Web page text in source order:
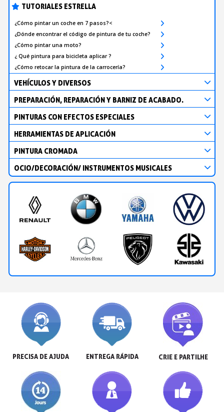
TUTORIALES ESTRELLA
¿Cómo pintar un coche en 7 pasos?<
¿Dónde encontrar el código de pintura de tu coche?
¿Cómo pintar una moto?
¿ Qué pintura para bicicleta aplicar ?
¿Cómo retocar la pintura de la carrocería?
VEHÍCULOS Y DIVERSOS
PREPARACIÓN, REPARACIÓN Y BARNIZ DE ACABADO.
PINTURAS CON EFECTOS ESPECIALES
HERRAMIENTAS DE APLICACIÓN
PINTURA CROMADA
OCIO/DECORACIÓN/ INSTRUMENTOS MUSICALES
PRECISA DE AJUDA ENTREGA RÁPIDA CRIE E PARTILHE